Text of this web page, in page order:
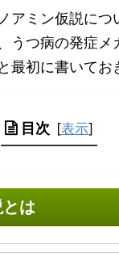
アミン仮説につ
うつ病の発症メ
最初に書いてお
目次 [表示]
は